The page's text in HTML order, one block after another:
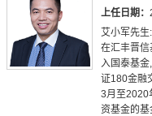
上任日期：
艾小军先
在汇丰晋
入国泰基
证180金融
3月至2020
资基金的